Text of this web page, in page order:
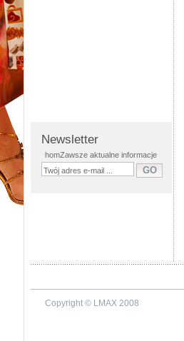
Newsletter
homZawsze aktualne informacje
Copyright © LMAX 2008